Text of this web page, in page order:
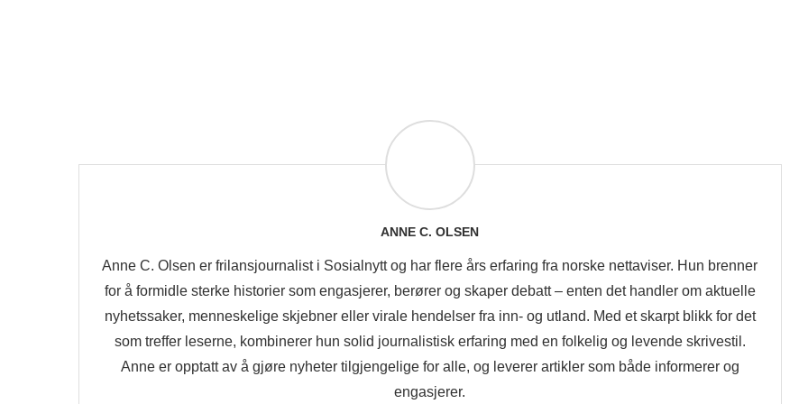
ANNE C. OLSEN
Anne C. Olsen er frilansjournalist i Sosialnytt og har flere års erfaring fra norske nettaviser. Hun brenner
for å formidle sterke historier som engasjerer, berører og skaper debatt – enten det handler om aktuelle
nyhetssaker, menneskelige skjebner eller virale hendelser fra inn- og utland. Med et skarpt blikk for det
som treffer leserne, kombinerer hun solid journalistisk erfaring med en folkelig og levende skrivestil.
Anne er opptatt av å gjøre nyheter tilgjengelige for alle, og leverer artikler som både informerer og
engasjerer.